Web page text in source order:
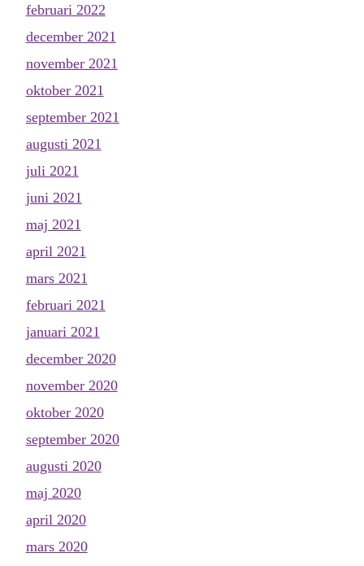
februari 2022
december 2021
november 2021
oktober 2021
september 2021
augusti 2021
juli 2021
juni 2021
maj 2021
april 2021
mars 2021
februari 2021
januari 2021
december 2020
november 2020
oktober 2020
september 2020
augusti 2020
maj 2020
april 2020
mars 2020